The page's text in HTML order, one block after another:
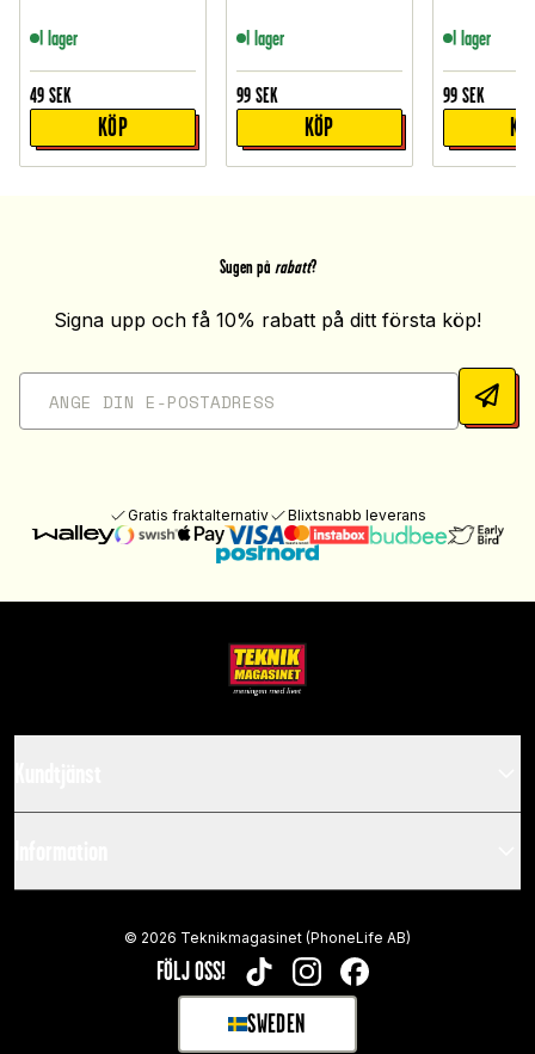
I lager
49 SEK
KÖP
I lager
99 SEK
KÖP
I lager
99 SEK
Sugen på rabatt?
Signa upp och få 10% rabatt på ditt första köp!
Gratis fraktalternativ Blixtsnabb leverans
FÖLJ OSS! TIKTOKINSTAGRAMFACEBOOK
SWEDEN
SELECT MARKET
© 2026 Teknikmagasinet (PhoneLife AB)